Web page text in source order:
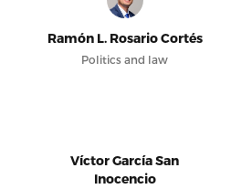
Ramón L. Rosario Cortés
Politics and law
Víctor García San
Inocencio